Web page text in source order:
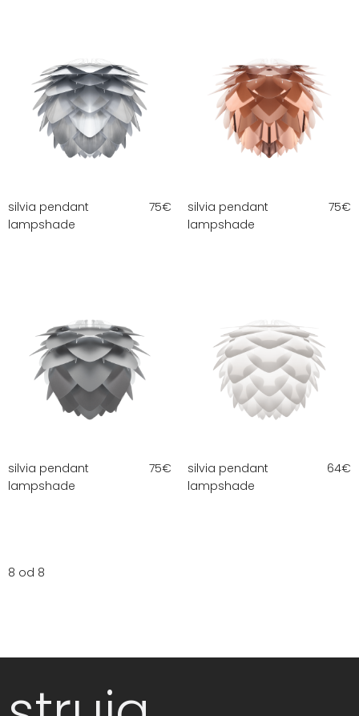
silvia pendant
lampshade
75€
silvia pendant
lampshade
75€
silvia pendant
lampshade
75€
silvia pendant
lampshade
64€
8 od 8